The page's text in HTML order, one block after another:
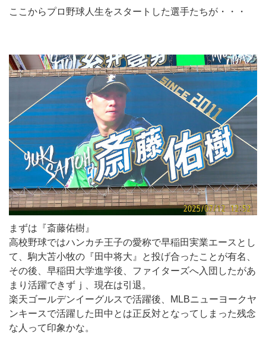
ここからプロ野球人生をスタートした選手たちが・・・
まずは『斎藤佑樹』
高校野球ではハンカチ王子の愛称で早稲田実業エースとし
て、駒大苫小牧の『田中将大』と投げ合ったことが有名、
その後、早稲田大学進学後、ファイターズへ入団したがあ
まり活躍できずｊ、現在は引退。
楽天ゴールデンイーグルスで活躍後、MLBニューヨークヤ
ンキースで活躍した田中とは正反対となってしまった残念
な人って印象かな。